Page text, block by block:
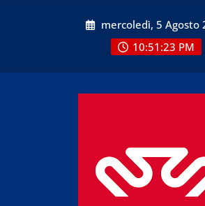
mercoledì, 5 Agosto
10:51:24 PM